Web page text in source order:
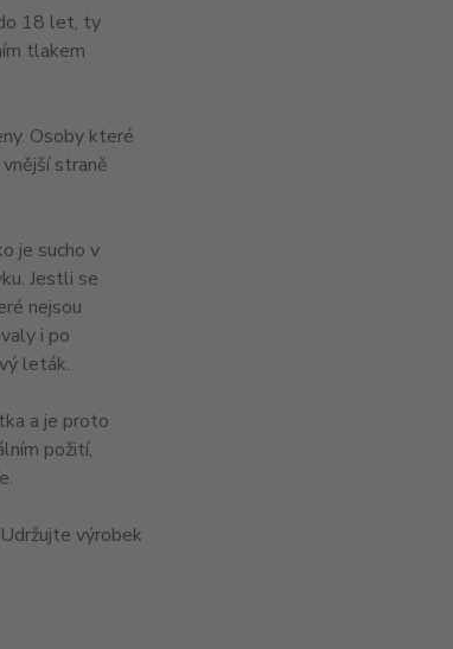
18 let, ty
tlakem
Osoby které
straně
je sucho v
Jestli se
nejsou
i po
leták.
a je proto
požití,
výrobek